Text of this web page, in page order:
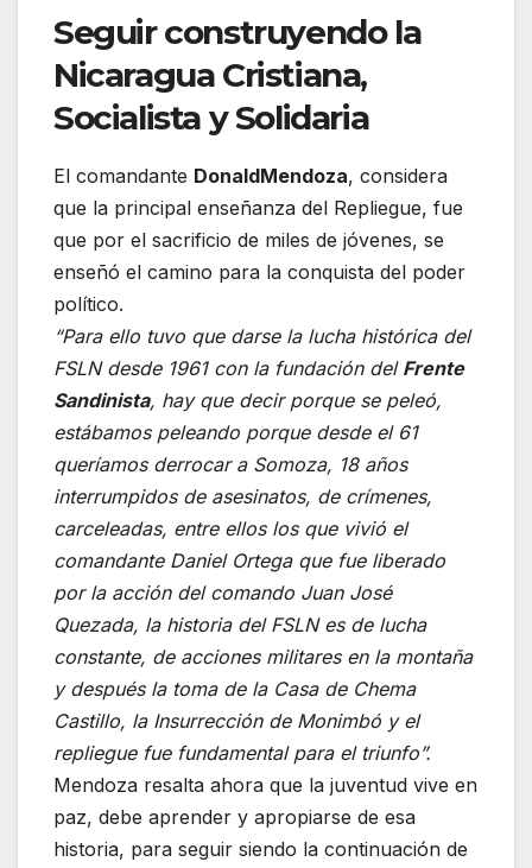
Seguir construyendo la
Nicaragua Cristiana,
Socialista y Solidaria
El comandante DonaldMendoza, considera
que la principal enseñanza del Repliegue, fue
que por el sacrificio de miles de jóvenes, se
enseñó el camino para la conquista del poder
político.
“Para ello tuvo que darse la lucha histórica del
FSLN desde 1961 con la fundación del Frente
Sandinista, hay que decir porque se peleó,
estábamos peleando porque desde el 61
queríamos derrocar a Somoza, 18 años
interrumpidos de asesinatos, de crímenes,
carceleadas, entre ellos los que vivió el
comandante Daniel Ortega que fue liberado
por la acción del comando Juan José
Quezada, la historia del FSLN es de lucha
constante, de acciones militares en la montaña
y después la toma de la Casa de Chema
Castillo, la Insurrección de Monimbó y el
repliegue fue fundamental para el triunfo”.
Mendoza resalta ahora que la juventud vive en
paz, debe aprender y apropiarse de esa
historia, para seguir siendo la continuación de